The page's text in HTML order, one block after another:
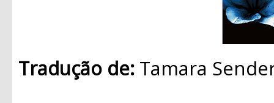
Tradução de: Tamara